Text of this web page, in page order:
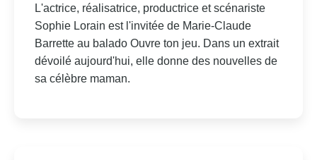
L'actrice, réalisatrice, productrice et scénariste
Sophie Lorain est l'invitée de Marie-Claude
Barrette au balado Ouvre ton jeu. Dans un extrait
dévoilé aujourd'hui, elle donne des nouvelles de
sa célèbre maman.